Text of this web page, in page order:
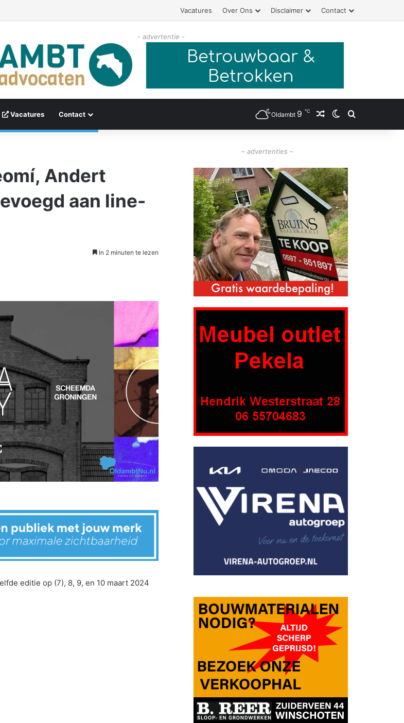
Vacatures Over Ons Disclaimer Contact
- advertentie -
Vacatures Contact Oldambt 9 ℃ Willekeurig artikel
Switch skin
Zoeken
Andert
aan line-
In 2 minuten te lezen
editie op (7), 8, 9, en 10 maart 2024
– advertenties –